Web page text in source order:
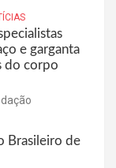
e garganta
do corpo
Brasileiro de